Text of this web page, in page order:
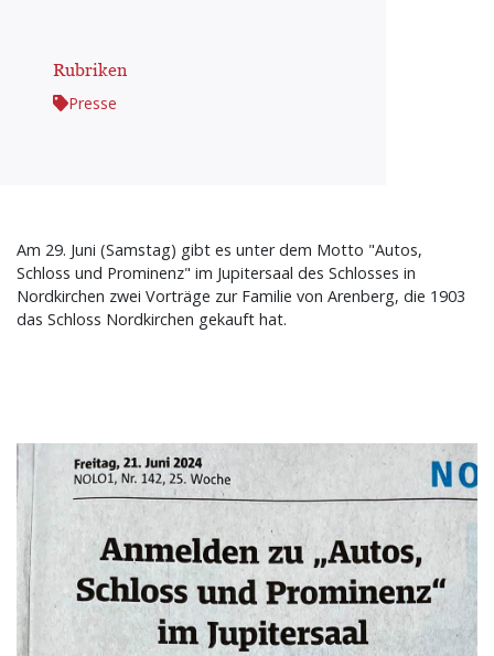
Rubriken
Presse
Am 29. Juni (Samstag) gibt es unter dem Motto "Autos,
Schloss und Prominenz" im Jupitersaal des Schlosses in
Nordkirchen zwei Vorträge zur Familie von Arenberg, die 1903
das Schloss Nordkirchen gekauft hat.